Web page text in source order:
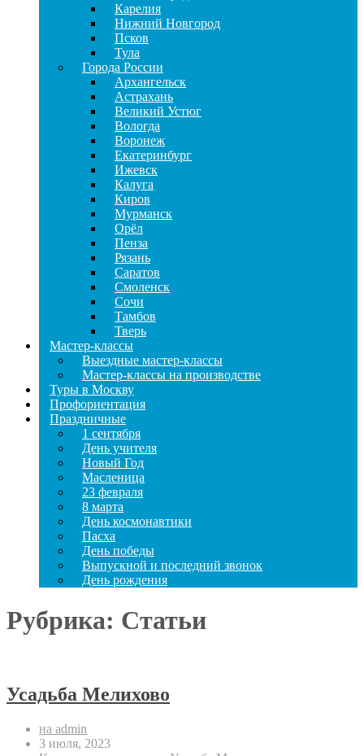
Карелия
Нижний Новгород
Псков
Тула
Города России
Архангельск
Астрахань
Великий Устюг
Вологда
Воронеж
Екатеринбург
Ижевск
Калуга
Киров
Мурманск
Орёл
Пенза
Рязань
Саратов
Смоленск
Сочи
Тамбов
Тверь
Мастер-классы
Выездные мастер-классы
Мастер-классы на производстве
Туры в Москву
Профориентация
Праздничные
1 сентября
День учителя
Новый Год
Масленица
23 февраля
8 марта
День космонавтики
Пасха
День победы
Выпускной и последний звонок
День рождения
Рубрика: Статьи
Усадьба Мелихово
на admin
3 июля, 2023